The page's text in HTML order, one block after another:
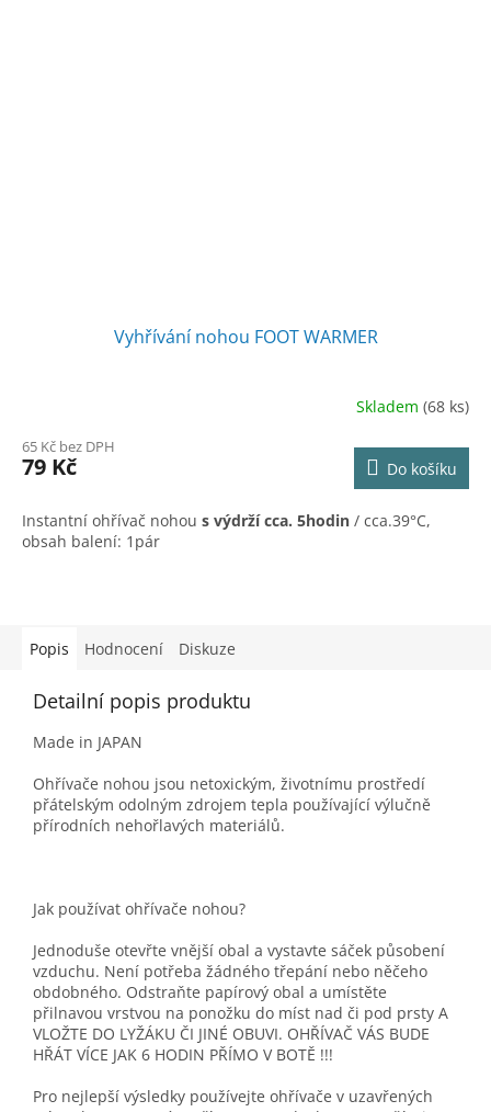
Vyhřívání nohou FOOT WARMER
Skladem (68 ks)
65 Kč bez DPH
79 Kč Do košíku
Instantní ohřívač nohou s výdrží cca. 5hodin / cca.39°C,
obsah balení: 1pár
Popis Hodnocení Diskuze
Detailní popis produktu
Made in JAPAN
Ohřívače nohou jsou netoxickým, životnímu prostředí
přátelským odolným zdrojem tepla používající výlučně
přírodních nehořlavých materiálů.
Jak používat ohřívače nohou?
Jednoduše otevřte vnější obal a vystavte sáček působení
vzduchu. Není potřeba žádného třepání nebo něčeho
obdobného. Odstraňte papírový obal a umístěte
přilnavou vrstvou na ponožku do míst nad či pod prsty A
VLOŽTE DO LYŽÁKU ČI JINÉ OBUVI. OHŘÍVAČ VÁS BUDE
HŘÁT VÍCE JAK 6 HODIN PŘÍMO V BOTĚ !!!
Pro nejlepší výsledky používejte ohřívače v uzavřených